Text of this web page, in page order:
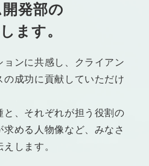
発部の
ます。
ョンに共感し、クライアン
の成功に貢献していただけ
と、それぞれが担う役割の
める人物像など、みなさ
します。